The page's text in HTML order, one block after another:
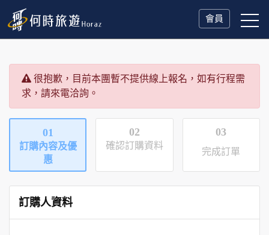
會員
很抱歉，目前本團暫不提供線上報名，如有行程需
求，請來電洽詢。
01
訂購內容及優
惠
02
確認訂購資料
03
完成訂單
訂購人資料